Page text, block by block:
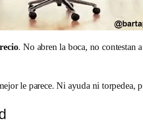
. No abren la boca, no contestan
le parece. Ni ayuda ni torpedea,